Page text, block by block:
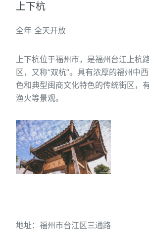
上下杭
全年 全天开放
上下杭位于福州市，是福州台江上杭
区，又称“双杭”。具有浓厚的福州中
色和典型闽商文化特色的传统街区，
渔火等景观。
地址：福州市台江区三通路